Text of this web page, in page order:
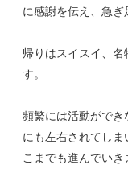
に感謝を伝え、急ぎ
帰りはスイスイ、
す。
頻繁には活動がで
にも左右されてし
こまでも進んでいき